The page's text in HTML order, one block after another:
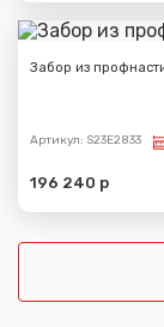
Забор из
Артикул: S23E2833
196 240 р